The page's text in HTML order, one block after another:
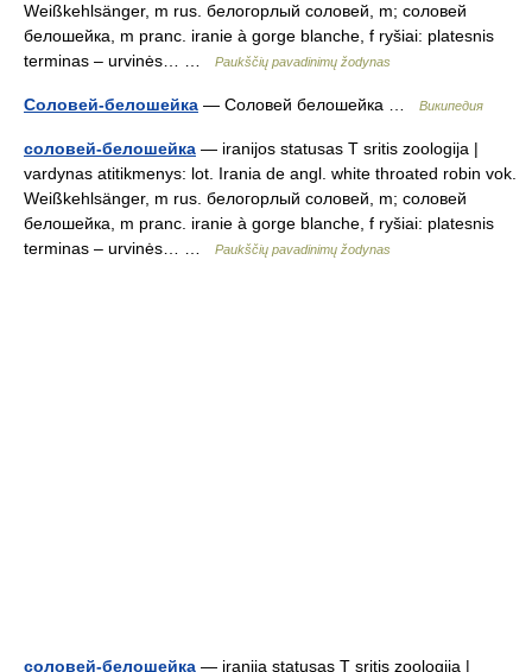
Weißkehlsänger, m rus. белогорлый соловей, m; соловей
белошейка, m pranc. iranie à gorge blanche, f ryšiai: platesnis
terminas – urvinės… …
Paukščių pavadinimų žodynas
Соловей-белошейка — Соловей белошейка … Википедия
соловей-белошейка — iranijos statusas T sritis zoologija |
vardynas atitikmenys: lot. Irania de angl. white throated robin vok.
Weißkehlsänger, m rus. белогорлый соловей, m; соловей
белошейка, m pranc. iranie à gorge blanche, f ryšiai: platesnis
terminas – urvinės… …
Paukščių pavadinimų žodynas
соловей-белошейка — iranija statusas T sritis zoologija |